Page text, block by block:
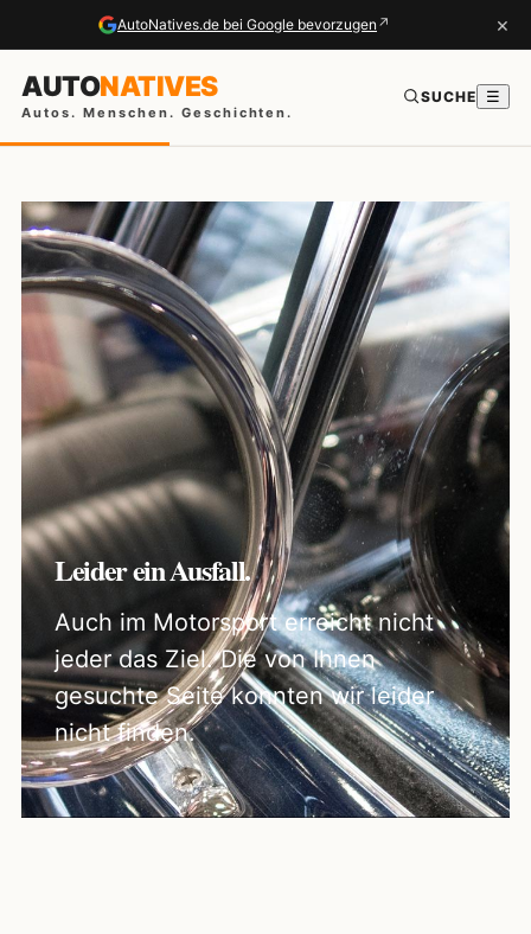
AutoNatives.de bei Google bevorzugen ↗ ×
AUTONATIVES
Autos. Menschen. Geschichten.
SUCHE ☰
Leider ein Ausfall.
Auch im Motorsport erreicht nicht
jeder das Ziel. Die von Ihnen
gesuchte Seite konnten wir leider
nicht finden.